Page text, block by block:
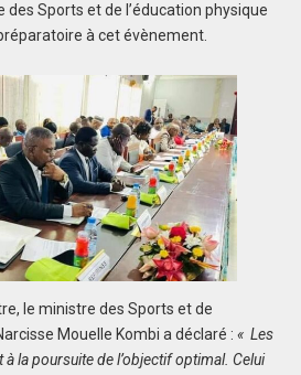
Sports et de l’éducation physique
à cet évènement.
le ministre des Sports et de
Mouelle Kombi a déclaré : « Les
la poursuite de l’objectif optimal. Celui